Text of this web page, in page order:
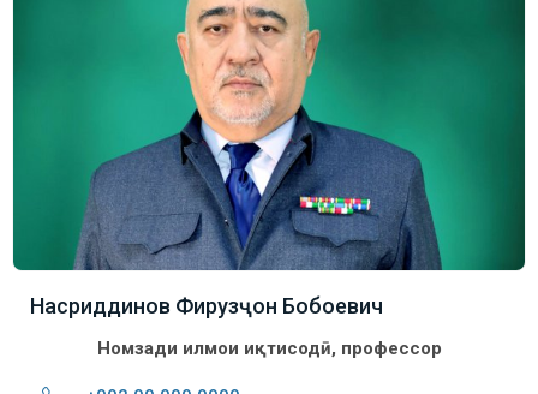
Насриддинов Фирузҷон Бобоевич
Номзади илмҳои иқтисодӣ, профессор